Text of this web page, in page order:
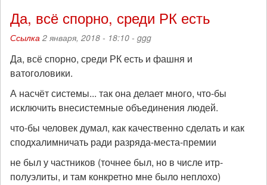
Да, всё спорно, среди РК есть
Ссылка 2 января, 2018 - 18:10 - ggg
Да, всё спорно, среди РК есть и фашня и
ватоголовики.
А насчёт системы... так она делает много, что-бы
исключить внесистемные объединения людей.
что-бы человек думал, как качественно сделать и как
сподхалимничать ради разряда-места-премии
не был у частников (точнее был, но в числе итр-
полуэлиты, и там конкретно мне было неплохо)